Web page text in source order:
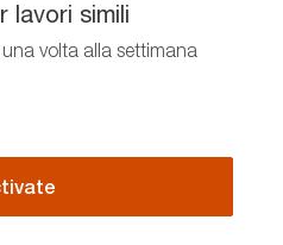
lavori simili
volta alla settimana